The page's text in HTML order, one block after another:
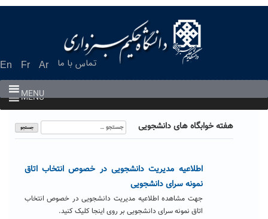
En Fr Ar تماس با ما
MENU
MENU
هفته خوابگاه های دانشجویی
جستجو
برای:
اطلاعیه مدیریت دانشجویی در خصوص انتخاب اتاق
نمونه سرای دانشجویی
جهت مشاهده اطلاعیه مدیریت دانشجویی در خصوص انتخاب
اتاق نمونه سرای دانشجویی بر روی اینجا کلیک کنید.